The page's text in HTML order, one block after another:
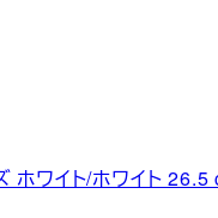
ホワイト/ホワイト 26.5